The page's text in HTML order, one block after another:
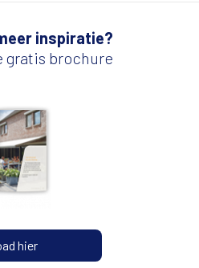
inspiratie?
gratis brochure
hier